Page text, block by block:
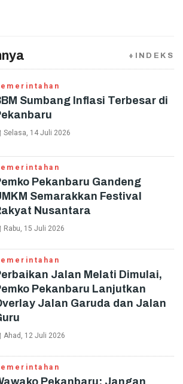
+INDEKS
Sumbang Inflasi Terbesar di
Selasa, 14 Juli 2026
Pekanbaru Gandeng
Semarakkan Festival
Nusantara
Rabu, 15 Juli 2026
Jalan Melati Dimulai,
Pekanbaru Lanjutkan
Jalan Garuda dan Jalan
Ahad, 12 Juli 2026
Pekanbaru: Jangan